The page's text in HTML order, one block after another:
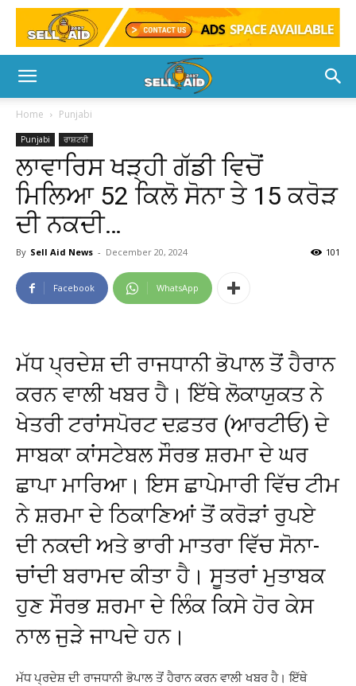
Home Punjabi
Punjabi ਰਾਸ਼ਟਰੀ
ਲਾਵਾਰਿਸ ਖੜ੍ਹੀ ਗੱਡੀ ਵਿਚੋਂ
ਮਿਲਿਆ 52 ਕਿਲੋ ਸੋਨਾ ਤੇ 15 ਕਰੋੜ
ਦੀ ਨਕਦੀ…
By Sell Aid News - December 20, 2024 101
Facebook WhatsApp
ਮੱਧ ਪ੍ਰਦੇਸ਼ ਦੀ ਰਾਜਧਾਨੀ ਭੋਪਾਲ ਤੋਂ ਹੈਰਾਨ
ਕਰਨ ਵਾਲੀ ਖਬਰ ਹੈ। ਇੱਥੇ ਲੋਕਾਯੁਕਤ ਨੇ
ਖੇਤਰੀ ਟਰਾਂਸਪੋਰਟ ਦਫ਼ਤਰ (ਆਰਟੀਓ) ਦੇ
ਸਾਬਕਾ ਕਾਂਸਟੇਬਲ ਸੌਰਭ ਸ਼ਰਮਾ ਦੇ ਘਰ
ਛਾਪਾ ਮਾਰਿਆ। ਇਸ ਛਾਪੇਮਾਰੀ ਵਿੱਚ ਟੀਮ
ਨੇ ਸ਼ਰਮਾ ਦੇ ਠਿਕਾਣਿਆਂ ਤੋਂ ਕਰੋੜਾਂ ਰੁਪਏ
ਦੀ ਨਕਦੀ ਅਤੇ ਭਾਰੀ ਮਾਤਰਾ ਵਿੱਚ ਸੋਨਾ-
ਚਾਂਦੀ ਬਰਾਮਦ ਕੀਤਾ ਹੈ। ਸੂਤਰਾਂ ਮੁਤਾਬਕ
ਹੁਣ ਸੌਰਭ ਸ਼ਰਮਾ ਦੇ ਲਿੰਕ ਕਿਸੇ ਹੋਰ ਕੇਸ
ਨਾਲ ਜੁੜੇ ਜਾਪਦੇ ਹਨ।
ਮੱਧ ਪ੍ਰਦੇਸ਼ ਦੀ ਰਾਜਧਾਨੀ ਭੋਪਾਲ ਤੋਂ ਹੈਰਾਨ ਕਰਨ ਵਾਲੀ ਖਬਰ ਹੈ। ਇੱਥੇ